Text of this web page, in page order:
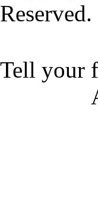
Reserved.
Tell your